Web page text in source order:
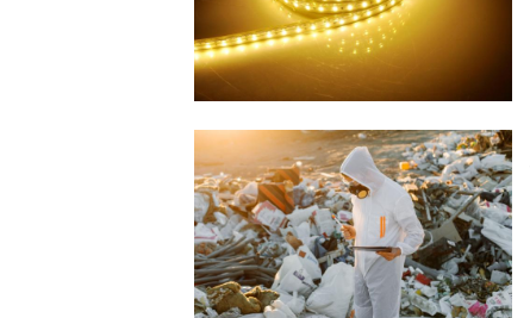
Image